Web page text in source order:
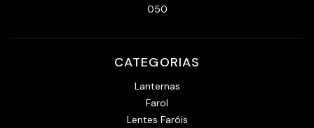
050
CATEGORIAS
Lanternas
Farol
Lentes Faróis